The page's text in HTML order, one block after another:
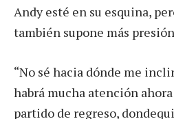
Andy esté en su esquina,
también supone más
“No sé hacia dónde me
habrá mucha atención
partido de regreso,